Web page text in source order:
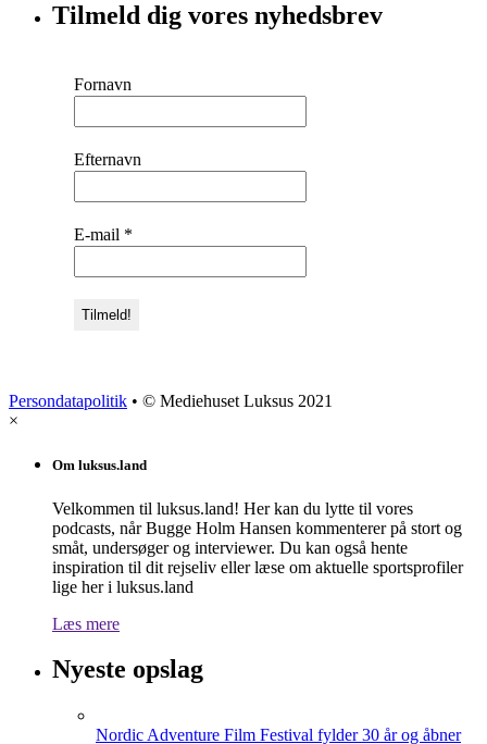
Tilmeld dig vores nyhedsbrev
Fornavn
Efternavn
E-mail *
Persondatapolitik • © Mediehuset Luksus 2021
×
Om luksus.land
Velkommen til luksus.land! Her kan du lytte til vores
podcasts, når Bugge Holm Hansen kommenterer på stort og
småt, undersøger og interviewer. Du kan også hente
inspiration til dit rejseliv eller læse om aktuelle sportsprofiler
lige her i luksus.land
Læs mere
Nyeste opslag
Nordic Adventure Film Festival fylder 30 år og åbner